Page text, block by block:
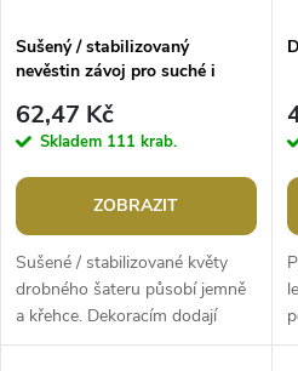
p
r
o
d
u
s
p
r
o
d
u
Sušený / stabilizovaný
nevěstin závoj pro suché i
62,47 Kč
Skladem 111 krab.
ZOBRAZIT
Sušené / stabilizované květy
drobného šateru působí jemně
a křehce. Dekoracím dodají
romantický nádech, především